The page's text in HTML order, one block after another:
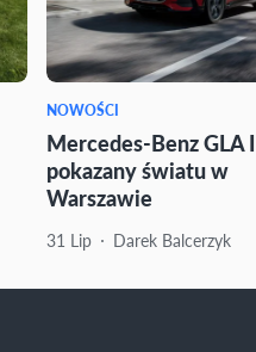
NOWOŚCI
Mercedes-Benz GLA
pokazany światu w
Warszawie
31 Lip Darek Balcerzyk